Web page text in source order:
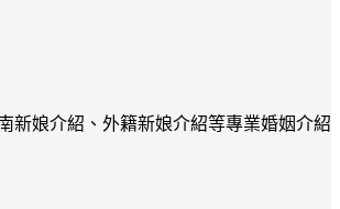
新娘介紹、外籍新娘介紹等專業婚姻介紹